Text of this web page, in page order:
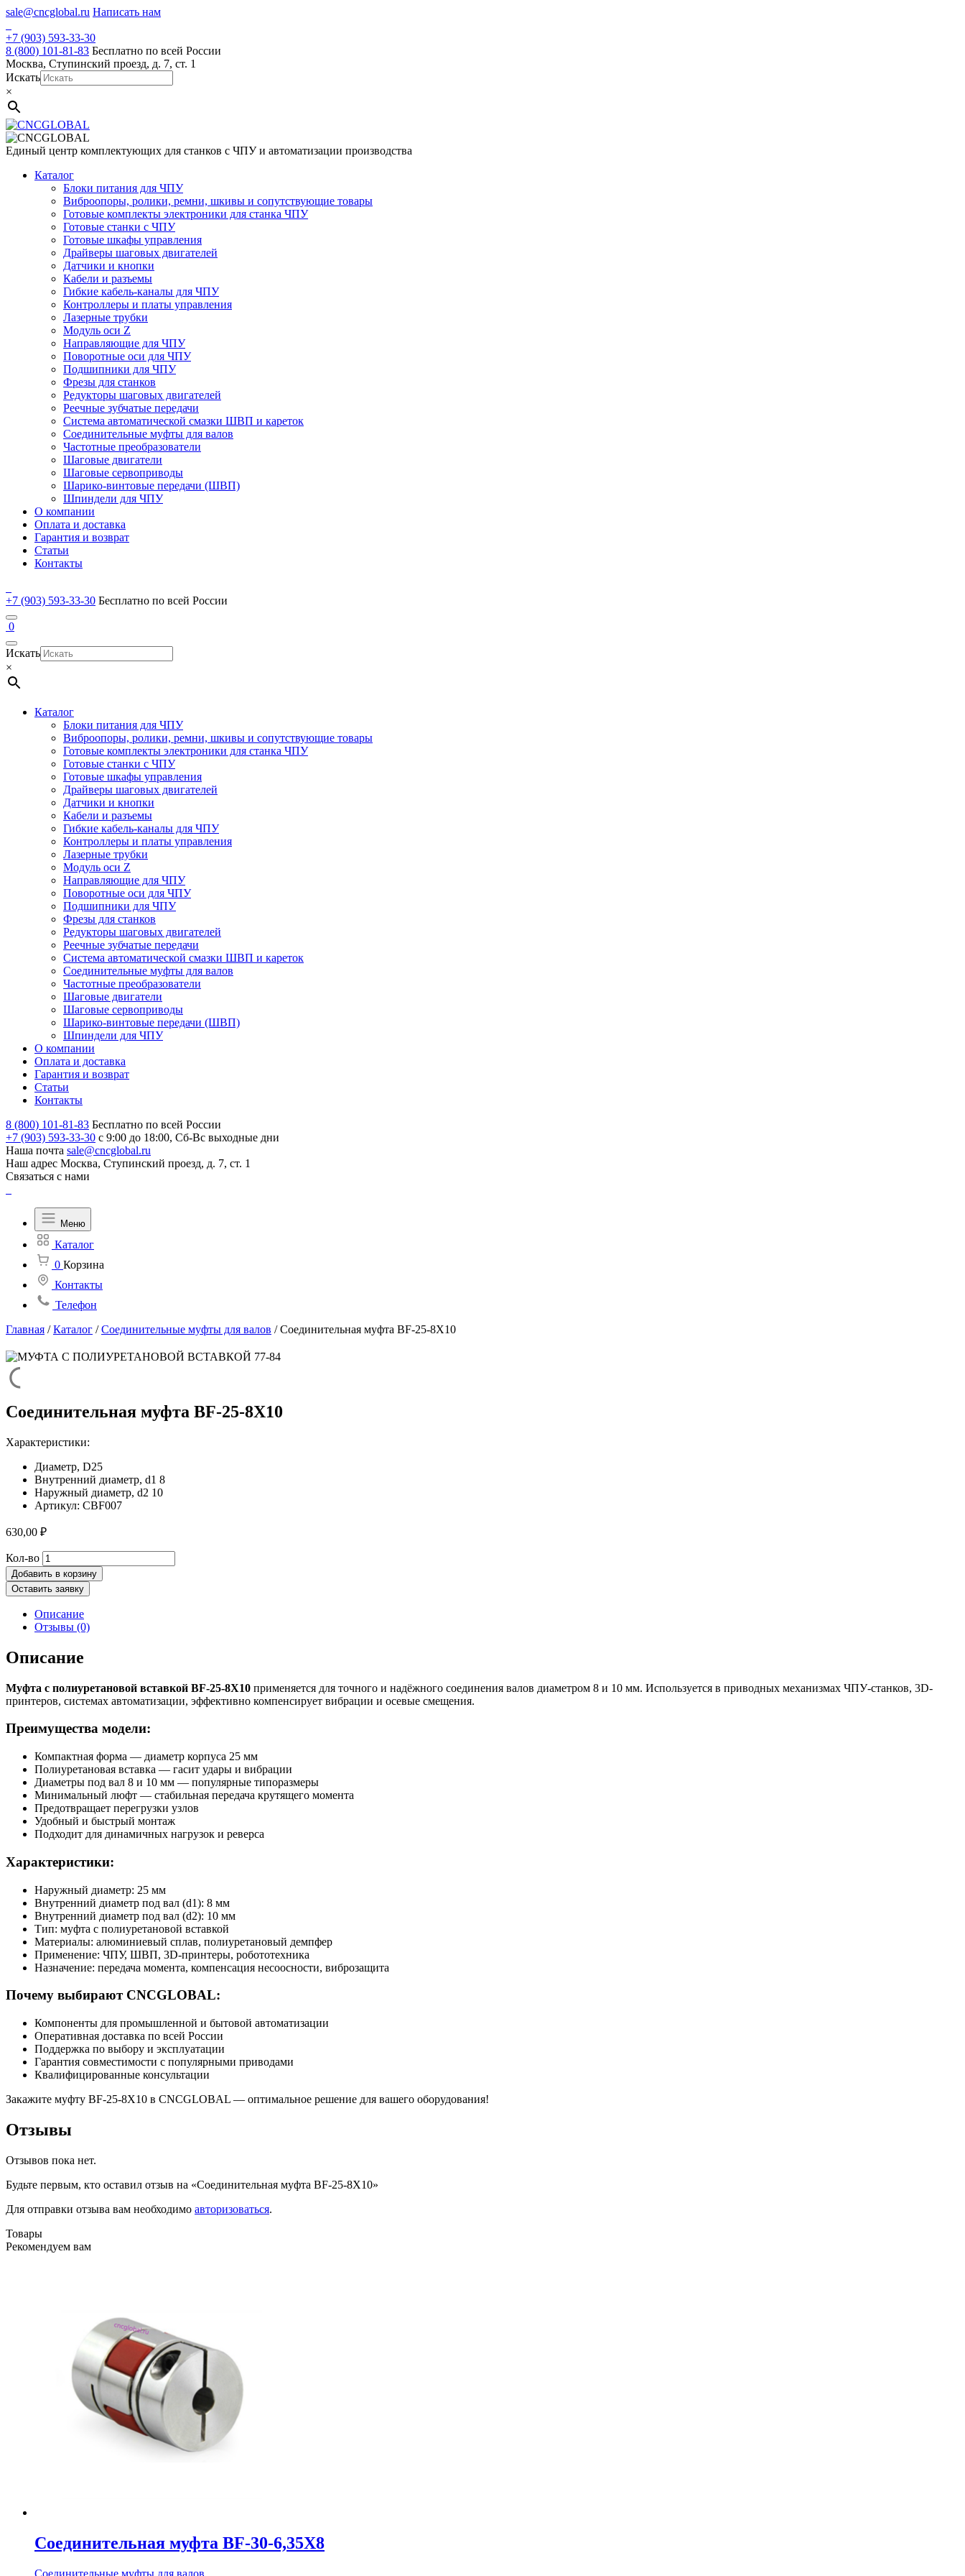
Skip
content
sale@cncglobal.ru Написать нам
+7 (903) 593-33-30
8 (800) 101-81-83 Бесплатно по всей России
Москва, Ступинский проезд, д. 7, ст. 1
Искать
×
Единый центр комплектующих для станков с ЧПУ и автоматизации производства
Каталог
Блоки питания для ЧПУ
Виброопоры, ролики, ремни, шкивы и сопутствующие товары
Готовые комплекты электроники для станка ЧПУ
Готовые станки с ЧПУ
Готовые шкафы управления
Драйверы шаговых двигателей
Датчики и кнопки
Кабели и разъемы
Гибкие кабель-каналы для ЧПУ
Контроллеры и платы управления
Лазерные трубки
Модуль оси Z
Направляющие для ЧПУ
Поворотные оси для ЧПУ
Подшипники для ЧПУ
Фрезы для станков
Редукторы шаговых двигателей
Реечные зубчатые передачи
Система автоматической смазки ШВП и кареток
Соединительные муфты для валов
Частотные преобразователи
Шаговые двигатели
Шаговые сервоприводы
Шарико-винтовые передачи (ШВП)
Шпиндели для ЧПУ
О компании
Оплата и доставка
Гарантия и возврат
Статьи
Контакты
+7 (903) 593-33-30 Бесплатно по всей России
0
Искать
×
Каталог
Блоки питания для ЧПУ
Виброопоры, ролики, ремни, шкивы и сопутствующие товары
Готовые комплекты электроники для станка ЧПУ
Готовые станки с ЧПУ
Готовые шкафы управления
Драйверы шаговых двигателей
Датчики и кнопки
Кабели и разъемы
Гибкие кабель-каналы для ЧПУ
Контроллеры и платы управления
Лазерные трубки
Модуль оси Z
Направляющие для ЧПУ
Поворотные оси для ЧПУ
Подшипники для ЧПУ
Фрезы для станков
Редукторы шаговых двигателей
Реечные зубчатые передачи
Система автоматической смазки ШВП и кареток
Соединительные муфты для валов
Частотные преобразователи
Шаговые двигатели
Шаговые сервоприводы
Шарико-винтовые передачи (ШВП)
Шпиндели для ЧПУ
О компании
Оплата и доставка
Гарантия и возврат
Статьи
Контакты
8 (800) 101-81-83 Бесплатно по всей России
+7 (903) 593-33-30 с 9:00 до 18:00, Сб-Вс выходные дни
Наша почта sale@cncglobal.ru
Наш адрес Москва, Ступинский проезд, д. 7, ст. 1
Связаться с нами
Меню
Каталог
0 Корзина
Контакты
Телефон
Главная /Каталог /Соединительные муфты для валов /Соединительная муфта BF-25-8X10
Соединительная муфта BF-25-8X10
Характеристики:
Диаметр, D25
Внутренний диаметр, d1 8
Наружный диаметр, d2 10
Артикул: CBF007
630,00 ₽
Кол-во Количество
товара
Соединительная
муфта
25-
8X10
Добавить в корзину
Оставить заявку
Описание
Отзывы (0)
Описание
Муфта с полиуретановой вставкой BF-25-8X10 применяется для точного и надёжного соединения валов диаметром 8 и 10 мм. Используется в приводных механизмах ЧПУ-станков, 3D-
принтеров, системах автоматизации, эффективно компенсирует вибрации и осевые смещения.
Преимущества модели:
Компактная форма — диаметр корпуса 25 мм
Полиуретановая вставка — гасит удары и вибрации
Диаметры под вал 8 и 10 мм — популярные типоразмеры
Минимальный люфт — стабильная передача крутящего момента
Предотвращает перегрузки узлов
Удобный и быстрый монтаж
Подходит для динамичных нагрузок и реверса
Характеристики:
Наружный диаметр: 25 мм
Внутренний диаметр под вал (d1): 8 мм
Внутренний диаметр под вал (d2): 10 мм
Тип: муфта с полиуретановой вставкой
Материалы: алюминиевый сплав, полиуретановый демпфер
Применение: ЧПУ, ШВП, 3D-принтеры, робототехника
Назначение: передача момента, компенсация несоосности, виброзащита
Почему выбирают CNCGLOBAL:
Компоненты для промышленной и бытовой автоматизации
Оперативная доставка по всей России
Поддержка по выбору и эксплуатации
Гарантия совместимости с популярными приводами
Квалифицированные консультации
Закажите муфту BF-25-8X10 в CNCGLOBAL — оптимальное решение для вашего оборудования!
Отзывы
Отзывов пока нет.
Будьте первым, кто оставил отзыв на «Соединительная муфта BF-25-8X10»
Для отправки отзыва вам необходимо авторизоваться.
Товары
Рекомендуем вам
Соединительная муфта BF-30-6,35X8
Соединительные муфты для валов